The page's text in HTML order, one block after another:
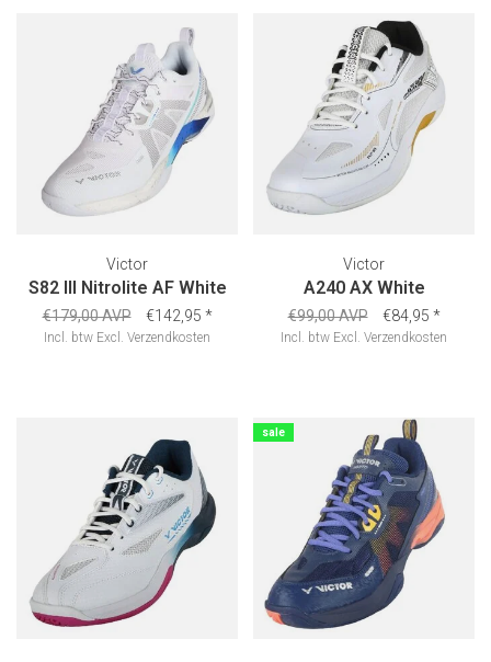
Victor
S82 III Nitrolite AF White
€179,00 AVP €142,95 *
Incl. btw Excl. Verzendkosten
Victor
A240 AX White
€99,00 AVP €84,95 *
Incl. btw Excl. Verzendkosten
sale